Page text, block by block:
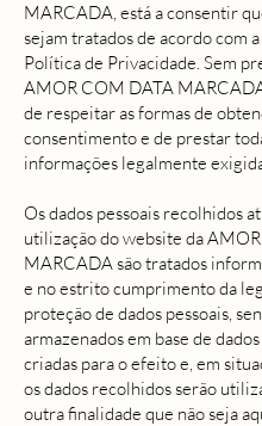
MARCADA, está a consentir
sejam tratados de acordo com
Política de Privacidade. Sem
AMOR COM DATA
de respeitar as formas de
consentimento e de prestar
informações legalmente
Os dados pessoais recolhidos
utilização do website da
MARCADA são tratados
e no estrito cumprimento da
proteção de dados pessoais,
armazenados em base de
criadas para o efeito e, em
os dados recolhidos serão
outra finalidade que não seja